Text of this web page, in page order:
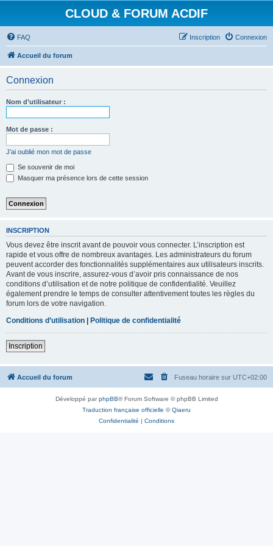
CLOUD & FORUM ACDIF
FAQ Connexion
Inscription
Accueil du forum
Connexion
Nom d’utilisateur :
Mot de passe :
J’ai oublié mon mot de passe
Se souvenir de moi
Masquer ma présence lors de cette session
INSCRIPTION
Vous devez être inscrit avant de pouvoir vous connecter. L’inscription est
rapide et vous offre de nombreux avantages. Les administrateurs du forum
peuvent accorder des fonctionnalités supplémentaires aux utilisateurs inscrits.
Avant de vous inscrire, assurez-vous d’avoir pris connaissance de nos
conditions d’utilisation et de notre politique de confidentialité. Veuillez
également prendre le temps de consulter attentivement toutes les règles du
forum lors de votre navigation.
Conditions d’utilisation | Politique de confidentialité
Inscription
Accueil du forum Fuseau horaire sur UTC+02:00
Développé parphpBB® Forum Software © phpBB Limited
Traduction française officielle ©Qiaeru
Confidentialité | Conditions